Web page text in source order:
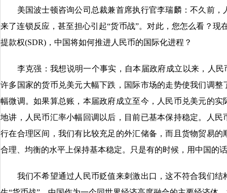
美国波士顿咨询公司总裁兼首席执行官李瑞麟：不久前，
来了连锁反应，甚至担心引起“货币战”。对此，您怎么看？现
提款权(SDR)，中国将如何推进人民币的国际化进程？
李克强：我想说明一个事实，自本届政府成立以来，人民
许多国家的货币兑美元大幅下跌，国际市场的走势使我们调
幅微调。如果算总账，本届政府成立至今，人民币兑美元的
地讲，人民币汇率小幅回调以后，目前已基本保持稳定。人
行在合理区间，我们有比较充足的外汇储备，而且货物贸易
合理、均衡的水平上保持基本稳定。只是有的时候，用中国的
我们不希望通过人民币贬值来刺激出口，这不符合我们结